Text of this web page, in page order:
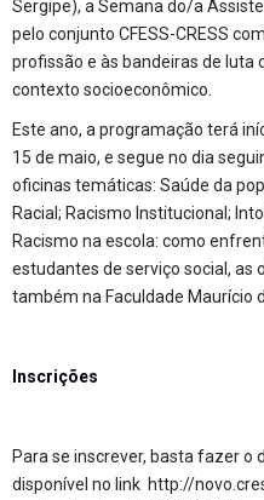
Sergipe), a Semana do/a
pelo conjunto CFESS-CRESS
profissão e às bandeiras de luta
contexto socioeconômico.
Este ano, a programação terá
15 de maio, e segue no dia
oficinas temáticas: Saúde da
Racial; Racismo Institucional;
Racismo na escola: como
estudantes de serviço social, as
também na Faculdade Maurício
Inscrições
Para se inscrever, basta fazer o
disponível no link http://